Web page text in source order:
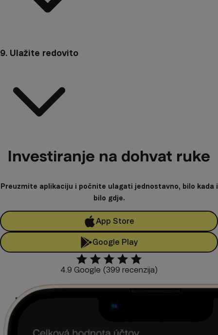
9. Ulažite redovito
Investiranje na dohvat ruke
Preuzmite aplikaciju i počnite ulagati jednostavno, bilo kada i
bilo gdje.
App Store
Google Play
4.9 Google (399 recenzija)